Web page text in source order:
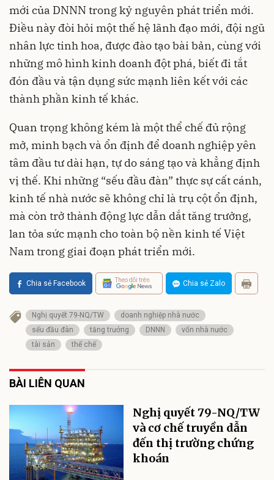
mới của DNNN trong kỷ nguyên phát triển mới.
Điều này đòi hỏi một thế hệ lãnh đạo mới, đội ngũ
nhân lực tinh hoa, được đào tạo bài bản, cùng với
những mô hình kinh doanh đột phá, biết đi tắt
đón đầu và tận dụng sức mạnh liên kết với các
thành phần kinh tế khác.
Quan trọng không kém là một thể chế đủ rộng
mở, minh bạch và ổn định để doanh nghiệp yên
tâm đầu tư dài hạn, tự do sáng tạo và khẳng định
vị thế. Khi những “sếu đầu đàn” thực sự cất cánh,
kinh tế nhà nước sẽ không chỉ là trụ cột ổn định,
mà còn trở thành động lực dẫn dắt tăng trưởng,
lan tỏa sức mạnh cho toàn bộ nền kinh tế Việt
Nam trong giai đoạn phát triển mới.
Chia sẻ Facebook Theo dõi trên Chia sẻ Zalo
Nghị quyết 79-NQ/TW
doanh nghiệp nhà nước
sếu đầu đàn
tăng trưởng DNNN
vốn nhà nước
tài sản
thể chế
BÀI LIÊN QUAN
Nghị quyết 79-NQ/TW
và cơ chế truyền dẫn
đến thị trường chứng
khoán